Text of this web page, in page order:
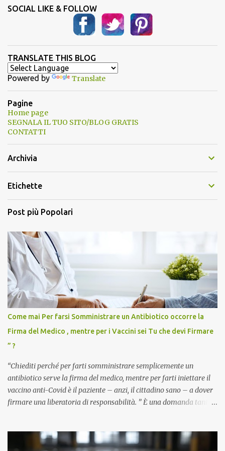
SOCIAL LIKE & FOLLOW
TRANSLATE THIS BLOG
Powered by Translate
Pagine
Home page
SEGNALA IL TUO SITO/BLOG GRATIS
CONTATTI
Archivia
Etichette
Post più Popolari
Come mai Per farsi Somministrare un Antibiotico occorre la
Firma del Medico , mentre per i Vaccini sei Tu che devi Firmare
” ?
“Chiediti perché per farti somministrare semplicemente un
antibiotico serve la firma del medico, mentre per farti iniettare il
vaccino anti-Covid è il paziente – anzi, il cittadino sano – a dover
firmare una liberatoria di responsabilità. ” È una domanda tanto
pandemia. Un interrogativo che dovrebbe scuotere chiunque abbia